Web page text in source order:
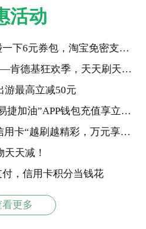
活动
邮储信用卡领支付宝碰一下6元券包，淘宝免密支付立减6元
邮储信用卡 周六5折——肯德基狂欢季，天天刷天天减！
游最高立减50元
邮储信用卡中国石化“易捷加油”APP钱包充值享立减 最高优惠66元
2026年7月至9月邮储信用卡“越刷越精彩，万元享好礼”大额达标营销活动
天减！
，信用卡积分当钱花
看更多